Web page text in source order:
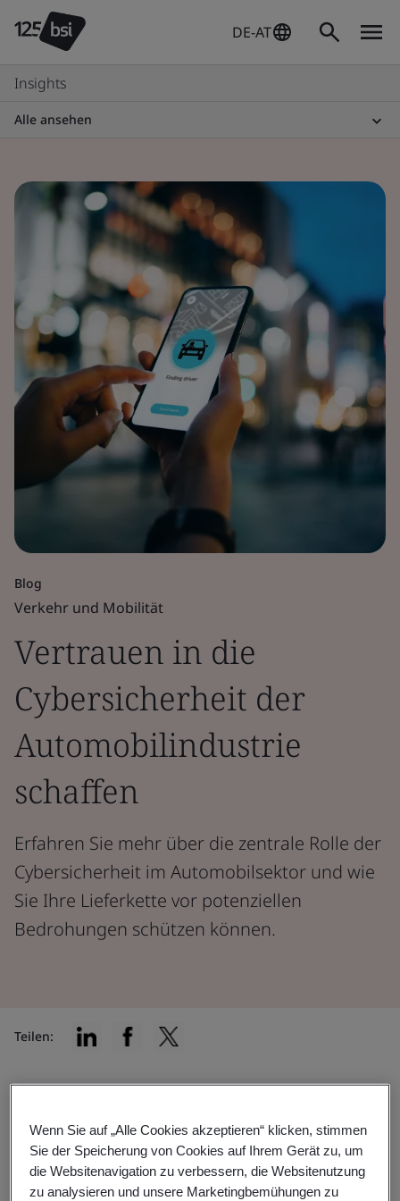
DE-AT
Insights
Alle ansehen
Blog
Verkehr und Mobilität
Vertrauen in die
Cybersicherheit der
Automobilindustrie
schaffen
Erfahren Sie mehr über die zentrale Rolle der
Cybersicherheit im Automobilsektor und wie
Sie Ihre Lieferkette vor potenziellen
Bedrohungen schützen können.
Da sich Fahrzeuge ständig weiterentwickeln und
Vertrauen der Verbraucher in die Cybersicherheit in
der Automobilindustrie zu stärken.
Teilen:
Wenn Sie auf „Alle Cookies akzeptieren“ klicken, stimmen
Sie der Speicherung von Cookies auf Ihrem Gerät zu, um
die Websitenavigation zu verbessern, die Websitenutzung
zu analysieren und unsere Marketingbemühungen zu